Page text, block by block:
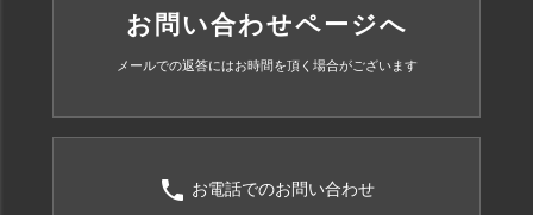
お問い合わせページへ
メールでの返答にはお時間を頂く場合がございます
phone お電話でのお問い合わせ